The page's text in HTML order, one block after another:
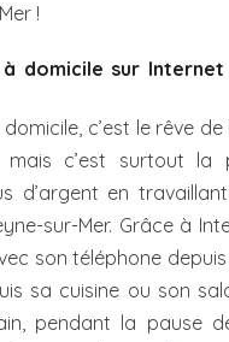
!
domicile sur Internet
c’est le rêve
mais c’est surtout la
d’argent en
sur-Mer. Grâce à
son téléphone
sa cuisine ou son
pendant la pause